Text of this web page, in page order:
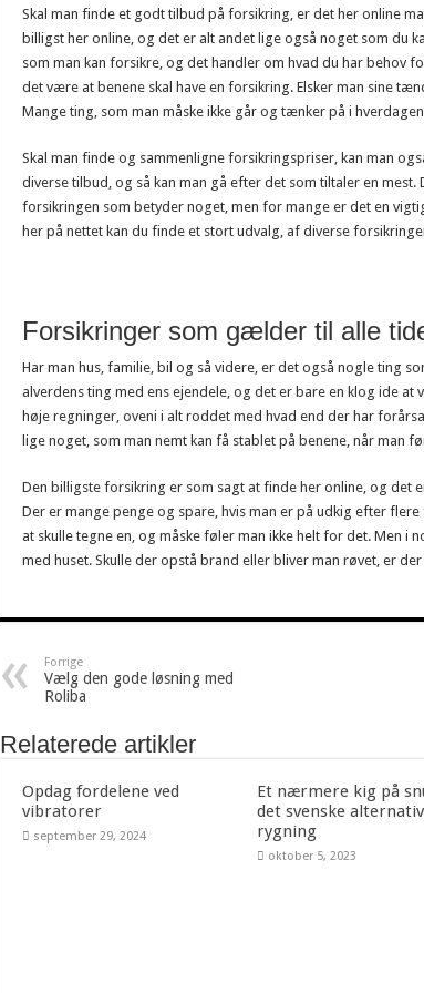
Ærmeholder til den stilbevidste mand
Forståelse af laserterapi og dens anvendelser
Oplev romantikken i naturen med et ophold på
Effektiv brug af gaffeltrucks i lager og logistik
Skal man finde et godt tilbud på forsikring, er det her online
billigst her online, og det er alt andet lige også noget som du
som man kan forsikre, og det handler om hvad du har behov
det være at benene skal have en forsikring. Elsker man sine
Mange ting, som man måske ikke går og tænker på i
Skal man finde og sammenligne forsikringspriser, kan man
diverse tilbud, og så kan man gå efter det som tiltaler en
forsikringen som betyder noget, men for mange er det en
her på nettet kan du finde et stort udvalg, af diverse
Forsikringer som gælder til alle
Har man hus, familie, bil og så videre, er det også nogle ting
alverdens ting med ens ejendele, og det er bare en klog ide at
høje regninger, oveni i alt roddet med hvad end der har
lige noget, som man nemt kan få stablet på benene, når man
Den billigste forsikring er som sagt at finde her online, og det
Der er mange penge og spare, hvis man er på udkig efter
at skulle tegne en, og måske føler man ikke helt for det. Men i
med huset. Skulle der opstå brand eller bliver man røvet, er
Forrige
Vælg den gode løsning med
Roliba
Relaterede artikler
Opdag fordelene ved
vibratorer
september 29, 2024
Et nærmere kig på
det svenske
rygning
oktober 5, 2023